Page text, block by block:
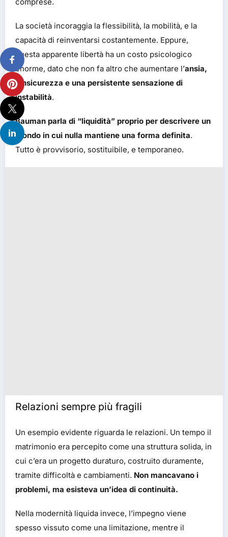
La società incoraggia la flessibilità, la mobilità, e la
capacità di reinventarsi costantemente. Eppure,
questa apparente libertà ha un costo psicologico
enorme, dato che non fa altro che aumentare l’ansia,
l’insicurezza e una persistente sensazione di
instabilità.
Bauman parla di “liquidità” proprio per descrivere un
mondo in cui nulla mantiene una forma definita.
Tutto è provvisorio, sostituibile, e temporaneo.
Relazioni sempre più fragili
Un esempio evidente riguarda le relazioni. Un tempo il
matrimonio era percepito come una struttura solida, in
cui c’era un progetto duraturo, costruito duramente,
tramite difficoltà e cambiamenti. Non mancavano i
problemi, ma esisteva un’idea di continuità.
Nella modernità liquida invece, l’impegno viene
spesso vissuto come una limitazione, mentre il